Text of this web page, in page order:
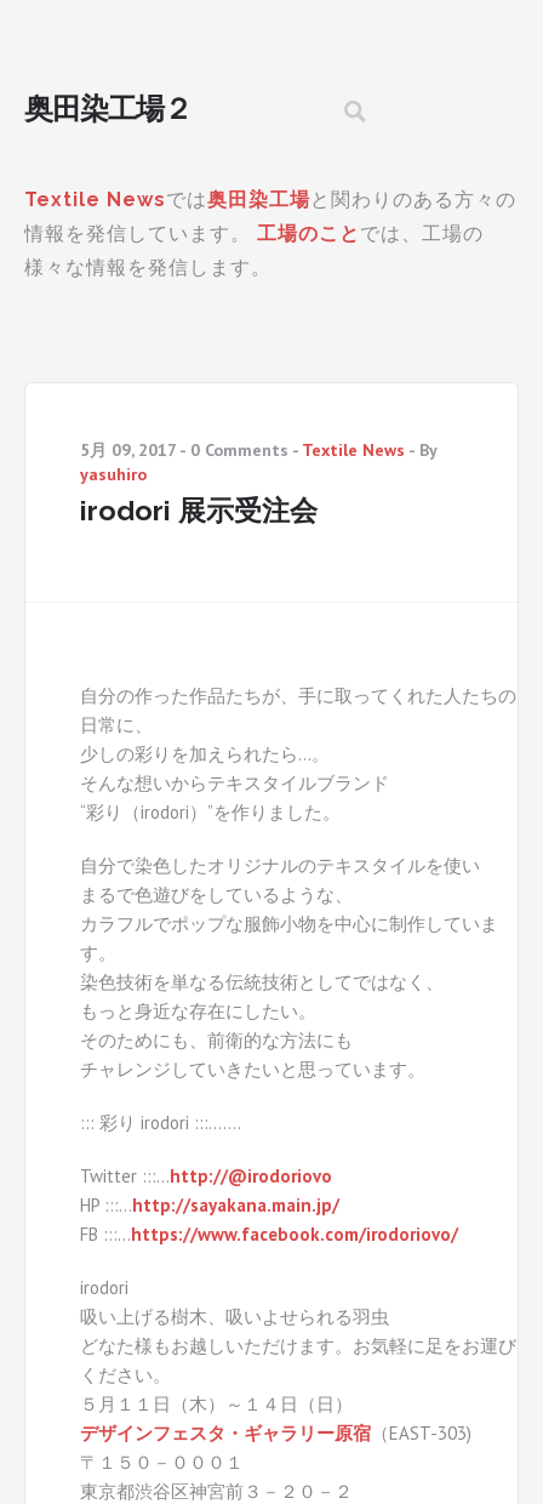
奥田染工場２
Textile Newsでは奥田染工場と関わりのある方々の
情報を発信しています。 工場のこと では、工場の
様々な情報を発信します。
5月 09, 2017 - 0 Comments - Textile News - By
yasuhiro
irodori 展示受注会
自分の作った作品たちが、手に取ってくれた人たちの
日常に、
少しの彩りを加えられたら…。
そんな想いからテキスタイルブランド
“彩り（irodori）”を作りました。
自分で染色したオリジナルのテキスタイルを使い
まるで色遊びをしているような、
カラフルでポップな服飾小物を中心に制作していま
す。
染色技術を単なる伝統技術としてではなく、
もっと身近な存在にしたい。
そのためにも、前衛的な方法にも
チャレンジしていきたいと思っています。
::: 彩り irodori :::…….
Twitter :::…http://@irodoriovo
HP :::…http://sayakana.main.jp/
FB :::…https://www.facebook.com/irodoriovo/
irodori
吸い上げる樹木、吸いよせられる羽虫
どなた様もお越しいただけます。お気軽に足をお運び
ください。
５月１１日（木）～１４日（日）
デザインフェスタ・ギャラリー原宿 （EAST-303)
〒１５０－０００１
東京都渋谷区神宮前３－２０－２